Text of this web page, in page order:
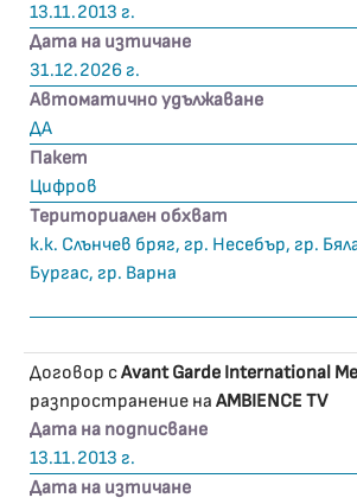
13.11.2013 г.
Дата на изтичане
31.12.2026 г.
Автоматично удължаване
ДА
Пакет
Цифров
Териториален обхват
к.к. Слънчев бряг, гр. Несебър, гр.
Бургас, гр. Варна
Договор сAvant Garde International
разпространение на AMBIENCE TV
Дата на подписване
13.11.2013 г.
Дата на изтичане